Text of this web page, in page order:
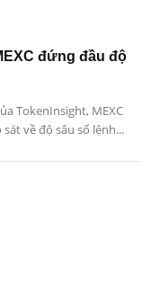
đứng đầu độ
TokenInsight, MEXC
về độ sâu sổ lệnh...